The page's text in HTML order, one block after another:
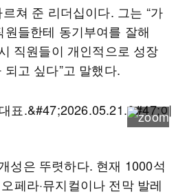
쳐 준 리더십이다. 그는 “가
원들한테 동기부여를 잘해
직원들이 개인적으로 성장
고 싶다”고 말했다.
성은 뚜렷하다. 현재 1000석
페라·뮤지컬이나 전막 발레